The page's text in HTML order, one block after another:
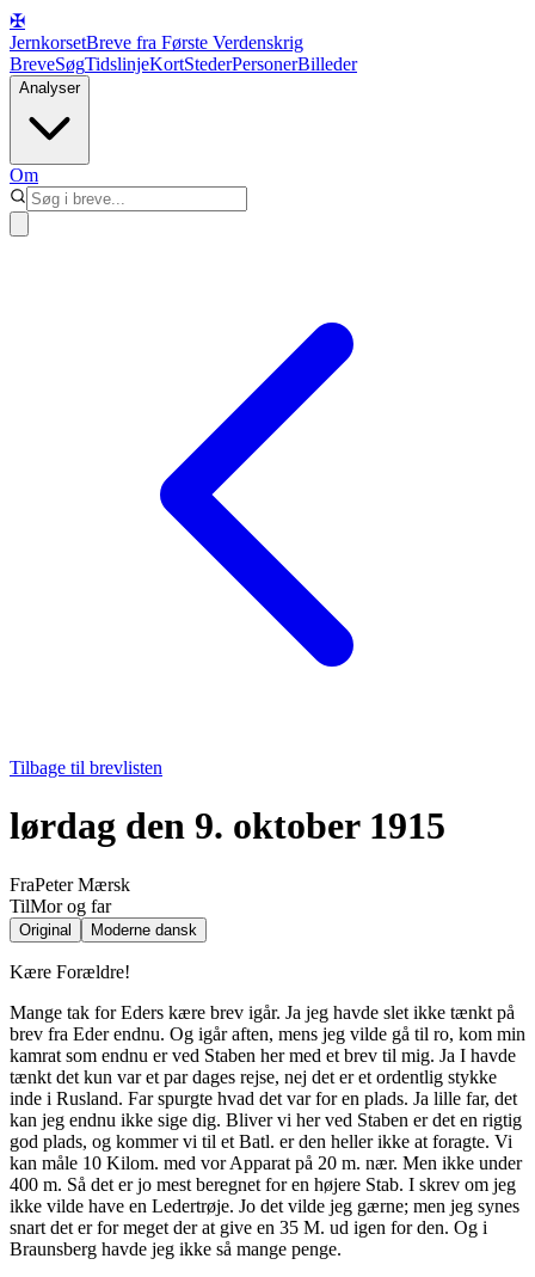
✠
JernkorsetBreve fra Første Verdenskrig
BreveSøgTidslinjeKortStederPersonerBilleder
Analyser
Om
Tilbage til brevlisten
lørdag den 9. oktober 1915
FraPeter Mærsk
TilMor og far
Original Moderne dansk
Kære Forældre!
Mange tak for Eders kære brev igår. Ja jeg havde slet ikke tænkt på
brev fra Eder endnu. Og igår aften, mens jeg vilde gå til ro, kom min
kamrat som endnu er ved Staben her med et brev til mig. Ja I havde
tænkt det kun var et par dages rejse, nej det er et ordentlig stykke
inde i Rusland. Far spurgte hvad det var for en plads. Ja lille far, det
kan jeg endnu ikke sige dig. Bliver vi her ved Staben er det en rigtig
god plads, og kommer vi til et Batl. er den heller ikke at foragte. Vi
kan måle 10 Kilom. med vor Apparat på 20 m. nær. Men ikke under
400 m. Så det er jo mest beregnet for en højere Stab. I skrev om jeg
ikke vilde have en Ledertrøje. Jo det vilde jeg gærne; men jeg synes
snart det er for meget der at give en 35 M. ud igen for den. Og i
Braunsberg havde jeg ikke så mange penge.